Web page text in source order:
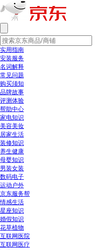
实用指南
安装服务
名词解释
常见问题
购买须知
品牌故事
评测体验
帮助中心
家电知识
美容美妆
居家生活
装修知识
养生健康
母婴知识
男装女装
数码电子
运动户外
京东服务帮
情感生活
星座知识
婚假知识
花草植物
互联网医院
互联网医疗